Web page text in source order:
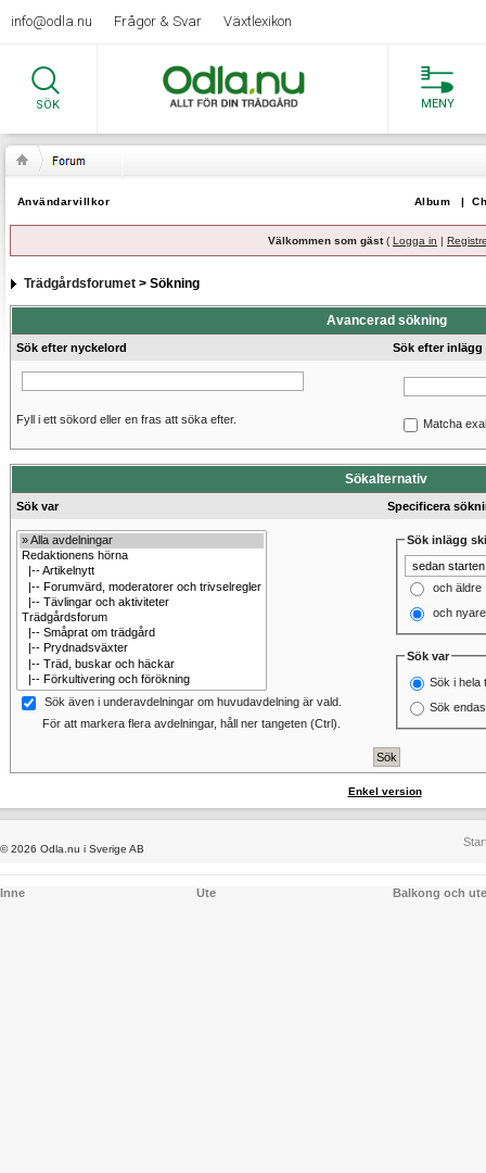
info@odla.nu Frågor & Svar Växtlexikon
SÖK MENY
Användarvillkor Album |
Välkommen som gäst( Logga in |
Trädgårdsforumet> Sökning
Avancerad sökning
Sök efter nyckelord Sök efter inlägg
Fyll i ett sökord eller en fras att söka efter. Matcha
Sökalternativ
Sök var Specificera
Sök även i underavdelningar om huvudavdelning är vald.
För att markera flera avdelningar, håll ner tangeten (Ctrl).
Sök inlägg
och äldre
och nyare
Sök var
Sök i hela
Sök
Enkel version
© 2026 Odla.nu i Sverige AB
Inne Ute Balkong och